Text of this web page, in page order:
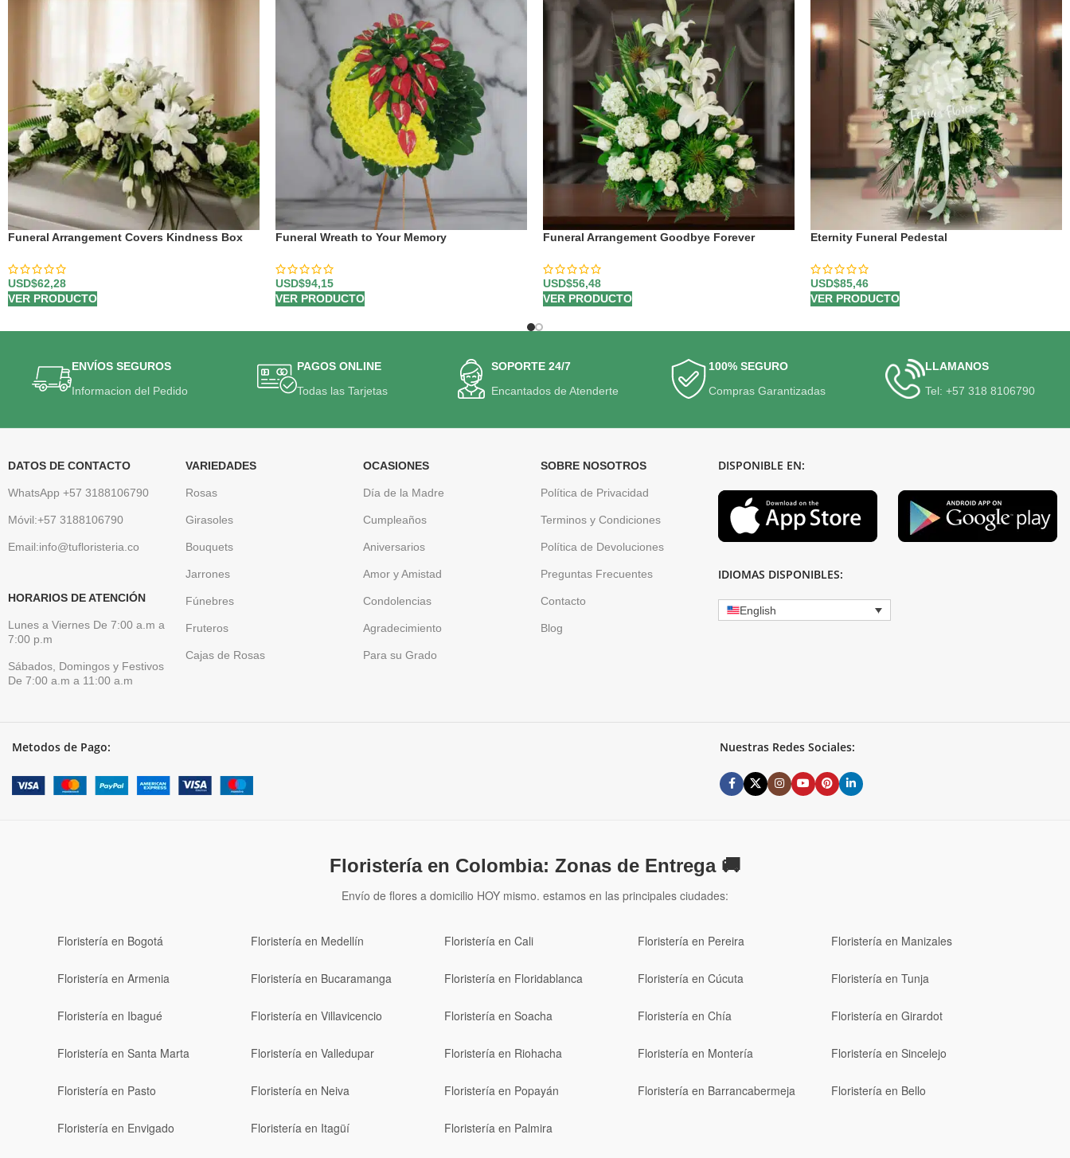
Funeral Arrangement Covers Kindness Box
USD$62,28
VER PRODUCTO
Funeral Wreath to Your Memory
USD$94,15
VER PRODUCTO
Funeral Arrangement Goodbye Forever
USD$56,48
VER PRODUCTO
Eternity Funeral Pedestal
USD$85,46
VER PRODUCTO
ENVÍOS SEGUROS
Informacion del Pedido
PAGOS ONLINE
Todas las Tarjetas
SOPORTE 24/7
Encantados de Atenderte
100% SEGURO
Compras Garantizadas
LLAMANOS
Tel: +57 318 8106790
DATOS DE CONTACTO
WhatsApp +57 3188106790
Móvil:+57 3188106790
Email:info@tufloristeria.co
HORARIOS DE ATENCIÓN
Lunes a Viernes De 7:00 a.m a
7:00 p.m
Sábados, Domingos y Festivos
De 7:00 a.m a 11:00 a.m
VARIEDADES
Rosas
Girasoles
Bouquets
Jarrones
Fúnebres
Fruteros
Cajas de Rosas
OCASIONES
Día de la Madre
Cumpleaños
Aniversarios
Amor y Amistad
Condolencias
Agradecimiento
Para su Grado
SOBRE NOSOTROS
Política de Privacidad
Terminos y Condiciones
Política de Devoluciones
Preguntas Frecuentes
Contacto
Blog
DISPONIBLE EN:
IDIOMAS DISPONIBLES:
English
Metodos de Pago: Nuestras Redes Sociales:
Floristería en Colombia: Zonas de Entrega 🚚
Envío de flores a domicilio HOY mismo. estamos en las principales ciudades:
Floristería en Bogotá Floristería en Medellín Floristería en Cali Floristería en Pereira Floristería en Manizales
Floristería en Armenia Floristería en Bucaramanga Floristería en Floridablanca Floristería en Cúcuta Floristería en Tunja
Floristería en Ibagué Floristería en Villavicencio Floristería en Soacha Floristería en Chía Floristería en Girardot
Floristería en Santa Marta Floristería en Valledupar Floristería en Riohacha Floristería en Montería Floristería en Sincelejo
Floristería en Pasto Floristería en Neiva Floristería en Popayán Floristería en Barrancabermeja Floristería en Bello
Floristería en Envigado Floristería en Itagüí Floristería en Palmira